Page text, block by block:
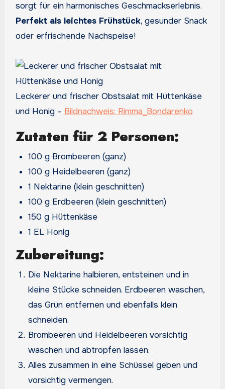
sorgt für ein harmonisches Geschmackserlebnis.
Perfekt als leichtes Frühstück, gesunder Snack
oder erfrischende Nachspeise!
Leckerer und frischer Obstsalat mit Hüttenkäse
und Honig – Bildnachweis: Rimma_Bondarenko
Zutaten für 2 Personen:
100 g Brombeeren (ganz)
100 g Heidelbeeren (ganz)
1 Nektarine (klein geschnitten)
100 g Erdbeeren (klein geschnitten)
150 g Hüttenkäse
1 EL Honig
Zubereitung:
Die Nektarine halbieren, entsteinen und in
kleine Stücke schneiden. Erdbeeren waschen,
das Grün entfernen und ebenfalls klein
schneiden.
Brombeeren und Heidelbeeren vorsichtig
waschen und abtropfen lassen.
Alles zusammen in eine Schüssel geben und
vorsichtig vermengen.